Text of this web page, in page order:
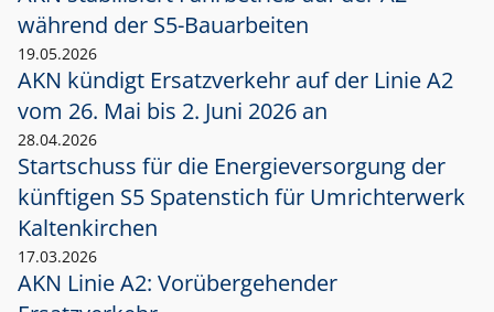
während der S5-Bauarbeiten
19.05.2026
AKN kündigt Ersatzverkehr auf der Linie A2
vom 26. Mai bis 2. Juni 2026 an
28.04.2026
Startschuss für die Energieversorgung der
künftigen S5 Spatenstich für Umrichterwerk
Kaltenkirchen
17.03.2026
AKN Linie A2: Vorübergehender